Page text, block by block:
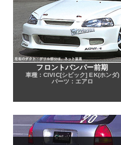
フロントバンパー前期
車種：CIVIC[シビック] EK(ホンダ)
パーツ：エアロ